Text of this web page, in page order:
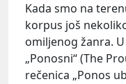
Kada smo na
korpus još
omiljenog žanra.
„Ponosni“ (The
rečenica „Ponos